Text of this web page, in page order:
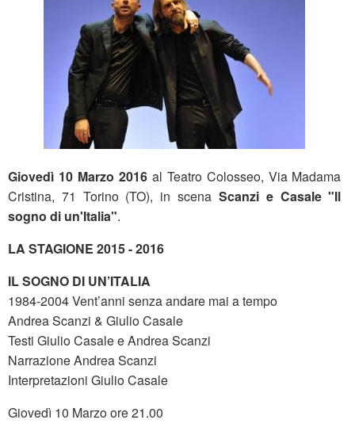
Giovedì 10 Marzo 2016al Teatro Colosseo, Via Madama
Cristina, 71 Torino (TO), in scena Scanzi e Casale "Il
sogno di un'Italia".
LA STAGIONE 2015 - 2016
IL SOGNO DI UN’ITALIA
1984-2004 Vent’anni senza andare mai a tempo
Andrea Scanzi & Giulio Casale
Testi Giulio Casale e Andrea Scanzi
Narrazione Andrea Scanzi
Interpretazioni Giulio Casale
Giovedì 10 Marzo ore 21.00